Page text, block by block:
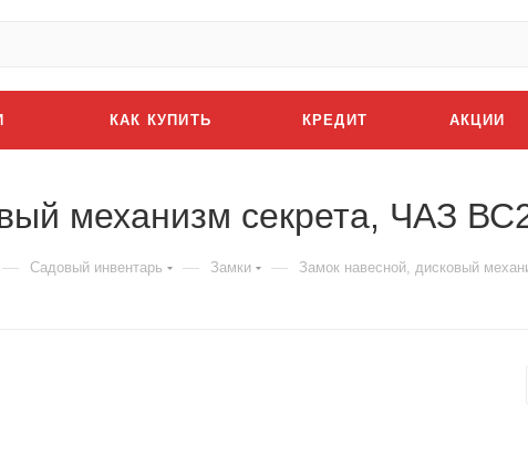
КАК КУПИТЬ КРЕДИТ АКЦИИ
механизм секрета, ЧАЗ
— Садовый инвентарь — Замки — Замок навесной, дисковый